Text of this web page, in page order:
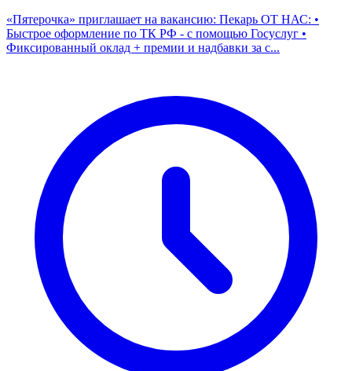
«Пятерочка» приглашает на вакансию: Пекарь ОТ НАС: •
Быстрое оформление по ТК РФ - с помощью Госуслуг •
Фиксированный оклад + премии и надбавки за с...